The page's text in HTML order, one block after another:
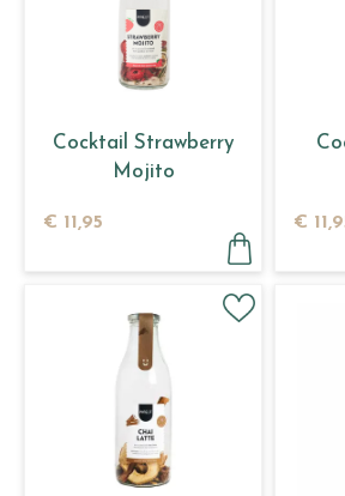
Cocktail Strawberry
Mojito
€ 11,95 € 11,